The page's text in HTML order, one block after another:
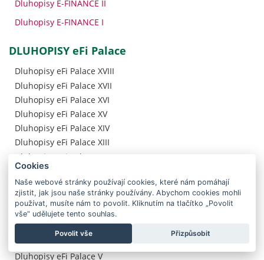
Dluhopisy E-FINANCE II
Dluhopisy E-FINANCE I
DLUHOPISY eFi Palace
Dluhopisy eFi Palace XVIII
Dluhopisy eFi Palace XVII
Dluhopisy eFi Palace XVI
Dluhopisy eFi Palace XV
Dluhopisy eFi Palace XIV
Dluhopisy eFi Palace XIII
Dluhopisy eFi Palace XII
Dluhopisy eFi Palace XI
Dluhopisy eFi Palace X
Dluhopisy eFi Palace IX
Dluhopisy eFi Palace VIII
Dluhopisy eFi Palace VII
Dluhopisy eFi Palace VI
Dluhopisy eFi Palace V
Cookies
Naše webové stránky používají cookies, které nám pomáhají
zjistit, jak jsou naše stránky používány. Abychom cookies mohli
používat, musíte nám to povolit. Kliknutím na tlačítko „Povolit
vše“ udělujete tento souhlas.
Povolit vše Přizpůsobit